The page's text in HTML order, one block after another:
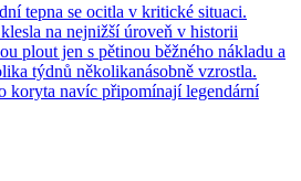
tepna se ocitla v kritické situaci.
na nejnižší úroveň v historii
plout jen s pětinou běžného nákladu a
týdnů několikanásobně vzrostla.
koryta navíc připomínají legendární